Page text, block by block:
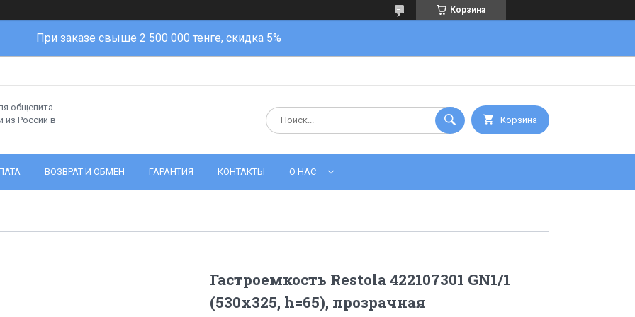
Корзина
При заказе свыше 2 500 000 тенге, скидка 5%
общепита
из России в
Корзина
ВОЗВРАТ И ОБМЕН ГАРАНТИЯ КОНТАКТЫ О НАС
Гастроемкость Restola 422107301 GN1/1
(530x325, h=65), прозрачная